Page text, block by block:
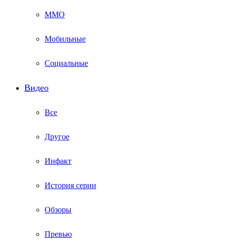
ММО
Мобильные
Социальные
Видео
Все
Другое
Инфакт
История серии
Обзоры
Превью